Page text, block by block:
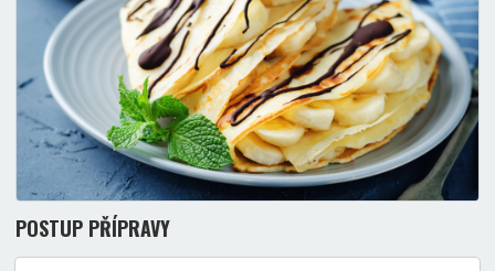
POSTUP PŘÍPRAVY